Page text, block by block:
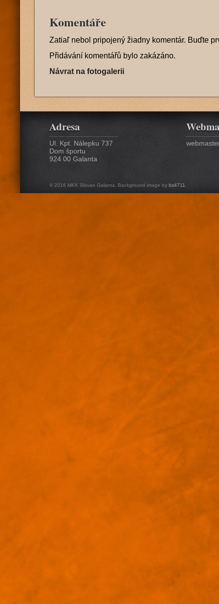
Komentáře
Zatiaľ nebol pripojený žiadny komentár. Buďte
Přidávání komentářů bylo zakázáno.
Návrat na fotogalerii
Adresa
Ul. Kpt. Nálepku 737
Dom športu
924 00 Galanta
© 2016 MKK Slovan Galanta. Background image by bs4711